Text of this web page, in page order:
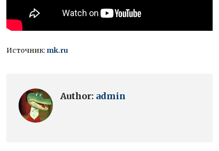
Источник: mk.ru
Author: admin